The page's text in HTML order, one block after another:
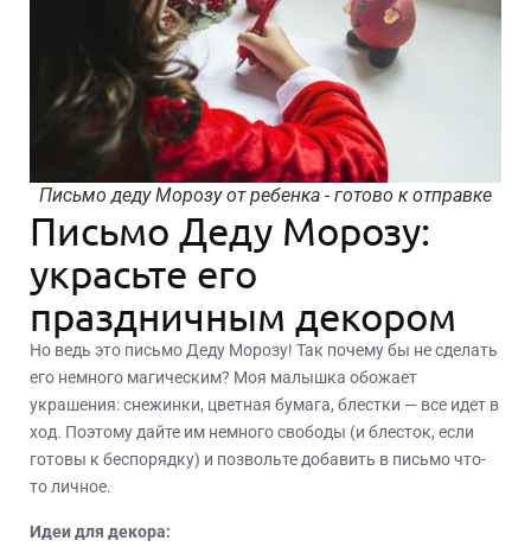
Письмо деду Морозу от ребенка - готово к отправке
Письмо Деду Морозу:
украсьте его
праздничным декором
Но ведь это письмо Деду Морозу! Так почему бы не сделать
его немного магическим? Моя малышка обожает
украшения: снежинки, цветная бумага, блестки — все идет в
ход. Поэтому дайте им немного свободы (и блесток, если
готовы к беспорядку) и позвольте добавить в письмо что-
то личное.
Идеи для декора: